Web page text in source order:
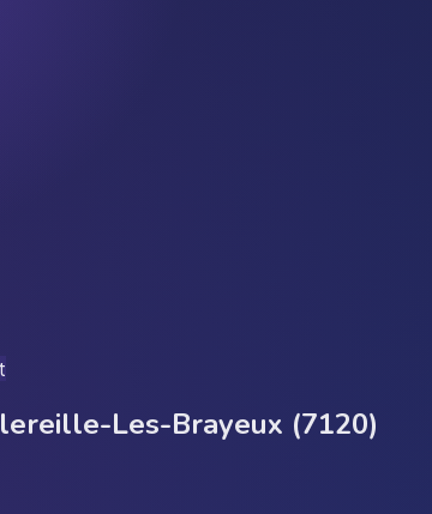
Les-Brayeux (7120)